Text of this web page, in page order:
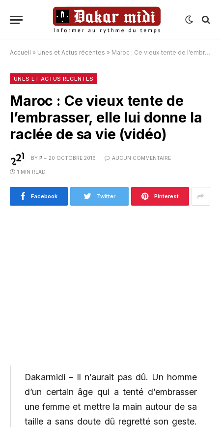
Accueil » Unes et Actus récentes » Maroc : Ce vieux tente de l’embrasser, elle lui donne la raclée de sa vie (vidéo)
UNES ET ACTUS RÉCENTES
Maroc : Ce vieux tente de
l’embrasser, elle lui donne la
raclée de sa vie (vidéo)
BY P 20 OCTOBRE 2016 AUCUN COMMENTAIRE
1 MIN READ
Facebook Twitter Pinterest
Dakarmidi – Il n’aurait pas dû. Un homme
d’un certain âge qui a tenté d’embrasser
une femme et mettre la main autour de sa
taille a sans doute dû regretté son geste.